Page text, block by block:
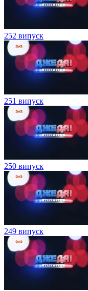
252 випуск
251 випуск
250 випуск
249 випуск